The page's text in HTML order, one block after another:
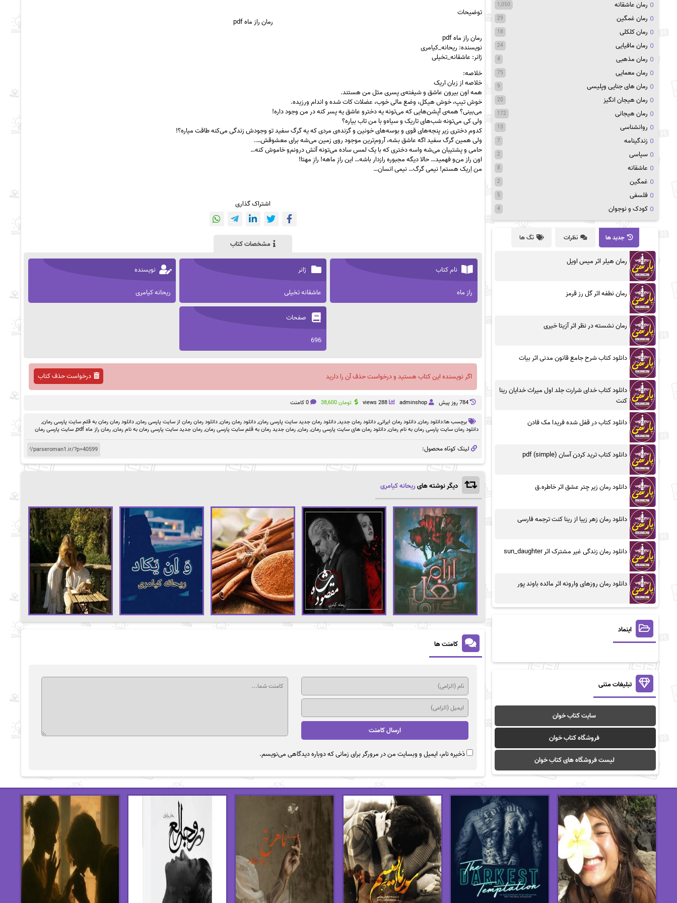
توضیحات
رمان راز ماه pdf
رمان راز ماه pdf
نویسنده: ریحانه_کیامری
ژانر: عاشقانه_تخیلی
خلاصه:
خلاصه از زبان اریک
همه اون بیرون عاشق و شیفته‌ی پسری مثل من هستند.
خوش تیپ، خوش هیکل، وضع مالی خوب، عضلات کات شده و اندام ورزیده.
می‌بینی؟ همه‌ی آپشن‌هایی که می‌تونه یه دخترو عاشق یه پسر کنه در من وجود داره!
ولی کی می‌تونه شب‌های تاریک و سیاه‌و با من تاب بیاره؟
کدوم دختری زیر پنجه‌های قوی و بوسه‌های خونین و گزنده‌ی مردی که یه گرگ سفید تو وجودش زندگی می‌کنه طاقت میاره؟!
ولی همین گرگ سفید اگه عاشق بشه، آروم‌ترین موجود روی زمین می‌شه برای معشوقش….
حامی و پشتیبان می‌شه واسه دختری که با یک لمس ساده می‌تونه آتش درونم‌و خاموش کنه…
اون راز من‌‌و فهمید… حالا دیگه مجبوره رازدار باشه… این رازِ ماهه! رازِ مهتا!
من اِریک هستم! نیمی گرگ… نیمی انسان…
اشتراک گذاری
مشخصات کتاب
نام کتاب
راز ماه
ژانر
عاشقانه تخیلی
نویسنده
ریحانه کیامری
صفحات
696
اگر نویسنده این کتاب هستید و درخواست حذف آن را دارید درخواست حذف کتاب
784 روز پيش adminshop
288 views تومان 0 کامنت
برچسب ها:دانلود رمان,دانلود رمان ایرانی,دانلود رمان جدید,دانلود رمان جدید سایت پارسی رمان,دانلود رمان رمان,دانلود رمان رمان از سایت پارسی رمان,دانلود رمان رمان به قلم سایت پارسی رمان,
دانلود رمان سایت پارسی رمان به نام رمان,دانلود رمان های سایت پارسی رمان,رمان,رمان جدید رمان به قلم سایت پارسی رمان,رمان جدید سایت پارسی رمان به نام رمان,رمان راز ماه pdf ,سایت پارسی رمان
لینک کوتاه محصول:
دیگر نوشته هایریحانه کیامری
کامنت ها
ذخیره نام، ایمیل و وبسایت من در مرورگر برای زمانی که دوباره دیدگاهی می‌نویسم.
رمان عاشقانه 1,050
رمان غمگین 29
رمان کلکلی 18
رمان مافیایی 24
رمان مذهبی 4
رمان معمایی 75
رمان های جنایی وپلیسی 9
رمان هیجان انگیز 20
رمان هیجانی 172
روانشناسی 13
زندگینامه 7
سیاسی 2
عاشقانه 8
غمگین 2
فلسفی 5
کودک و نوجوان 4
جدید ها نظرات تگ ها
رمان هیلر اثر میس اویل
رمان نطفه اثر گل رز قرمز
رمان نشسته در نظر اثر آزیتا خیری
دانلود کتاب شرح جامع قانون مدنی اثر بیات
دانلود کتاب خدای شرارت جلد اول میراث خدایان رینا
کنت
دانلود کتاب در قفل شده فریدا مک فادن
دانلود کتاب ترید کردن آسان (simple) pdf
دانلود رمان زیر چتر عشق اثر خاطره.ق
دانلود رمان زهر زیبا از رینا کنت ترجمه فارسی
دانلود رمان زندگی غیر مشترک اثر sun_daughter
دانلود رمان روزهای وارونه اثر مائده باوند پور
اینماد
تبلیغات متنی
سایت کتاب خوان
فروشگاه کتاب خوان
لیست فروشگاه های کتاب خوان